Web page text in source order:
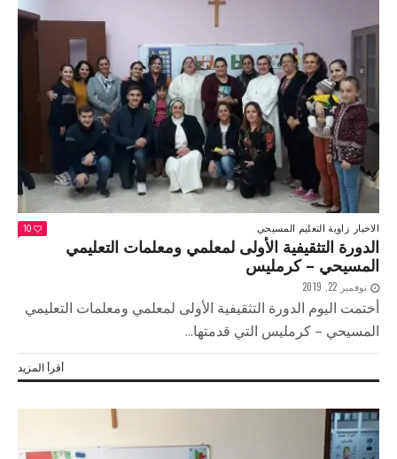
الاخبار زاوية التعليم المسيحي 10
الدورة التثقيفية الأولى لمعلمي ومعلمات التعليمي
المسيحي – كرمليس
نوفمبر 22, 2019
أختمت اليوم الدورة التثقيفية الأولى لمعلمي ومعلمات التعليمي
المسيحي – كرمليس التي قدمتها...
أقرأ المزيد